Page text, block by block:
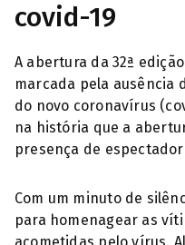
covid-19
A abertura da 32ª
marcada pela ausência
do novo coronavírus
na história que a
presença de
Com um minuto de
para homenagear as